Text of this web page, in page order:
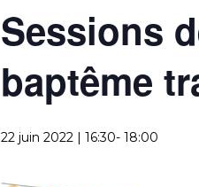
Sessions
baptême
22 juin 2022 | 16:30- 18:00